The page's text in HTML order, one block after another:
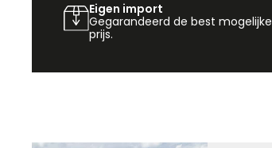
Eigen import
Gegarandeerd de best mogelijke
prijs.